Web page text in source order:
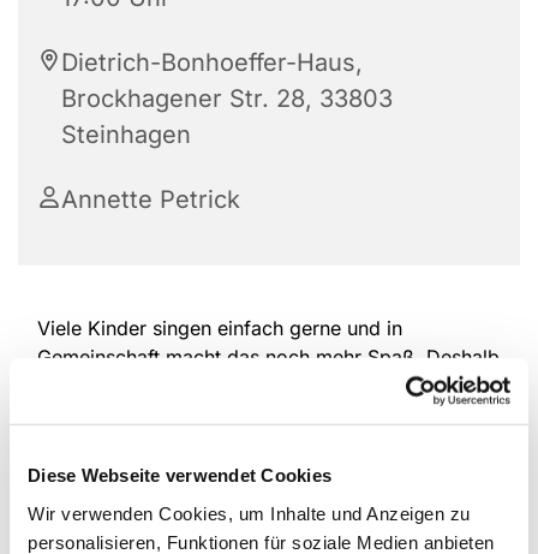
Diese Webseite verwendet Cookies
Wir verwenden Cookies, um Inhalte und Anzeigen zu
personalisieren, Funktionen für soziale Medien anbieten
Dietrich-Bonhoeffer-Haus,
Brockhagener Str. 28, 33803
Steinhagen
Annette Petrick
Viele Kinder singen einfach gerne und in
Gemeinschaft macht das noch mehr Spaß. Deshalb
treffen sich die drei Kinderchorgruppen unserer
Lieder, die kindgemäß und spielerisch eingeführt
werden, aber auch die Bewegung kommt nicht zu
kurz und manchmal erklingen auch Instrumente.